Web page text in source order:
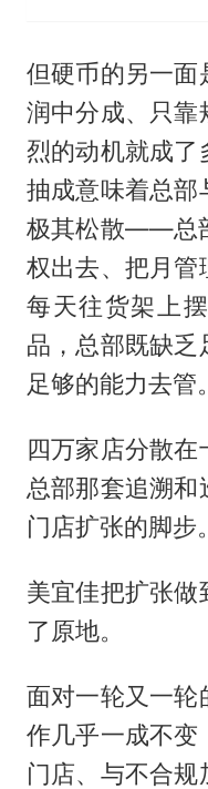
但硬币的另一面
润中分成、只靠
烈的动机就成了
抽成意味着总部
极其松散——总
权出去、把月管
每天往货架上
品，总部既缺乏
足够的能力去管。
四万家店分散在
总部那套追溯和
门店扩张的脚步。
美宜佳把扩张做
了原地。
面对一轮又一轮
作几乎一成不变
门店、与不合